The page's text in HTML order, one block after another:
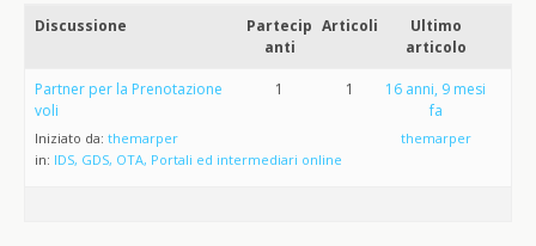
Discussione
Partecip
anti
Articoli
Ultimo
articolo
Partner per la Prenotazione
voli
Iniziato da: themarper
in: IDS, GDS, OTA, Portali ed intermediari online
1 1
16 anni, 9 mesi
fa
themarper